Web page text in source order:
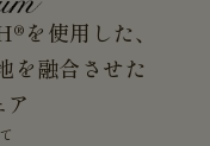
使用した、
を融合させた
ア